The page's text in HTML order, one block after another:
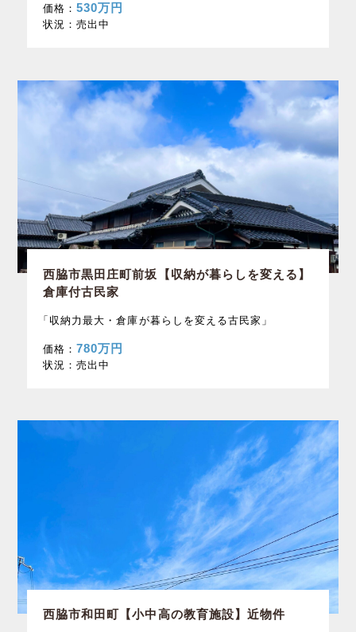
価格：530万円
状況：売出中
西脇市黒田庄町前坂【収納が暮らしを変える】
倉庫付古民家
「収納力最大・倉庫が暮らしを変える古民家」
価格：780万円
状況：売出中
西脇市和田町【小中高の教育施設】近物件